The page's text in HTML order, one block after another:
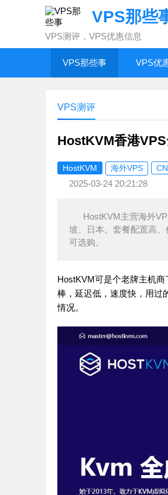
VPS那些
VPS测评，VPS优惠信息
VPS那些事 VPS优
VPS测评
HostKVM香港
HostKVM 海外VPS
2025-03-24 20:21:28
HostKVM主营海外
坡、日本。套餐配置高
可选购。
HostKVM可是个老牌主机
棒，延迟低，速度快，用过
情况。